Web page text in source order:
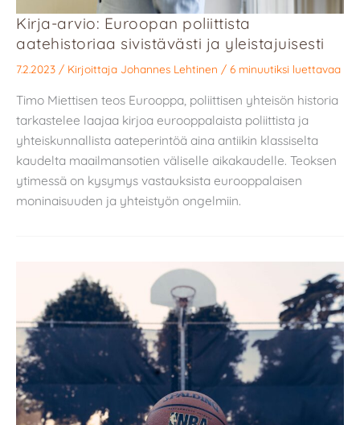
Kirja-arvio: Euroopan poliittista
aatehistoriaa sivistävästi ja yleistajuisesti
7.2.2023 / Kirjoittaja Johannes Lehtinen / 6 minuutiksi luettavaa
Timo Miettisen teos Eurooppa, poliittisen yhteisön historia
tarkastelee laajaa kirjoa eurooppalaista poliittista ja
yhteiskunnallista aateperintöä aina antiikin klassiselta
kaudelta maailmansotien väliselle aikakaudelle. Teoksen
ytimessä on kysymys vastauksista eurooppalaisen
moninaisuuden ja yhteistyön ongelmiin.